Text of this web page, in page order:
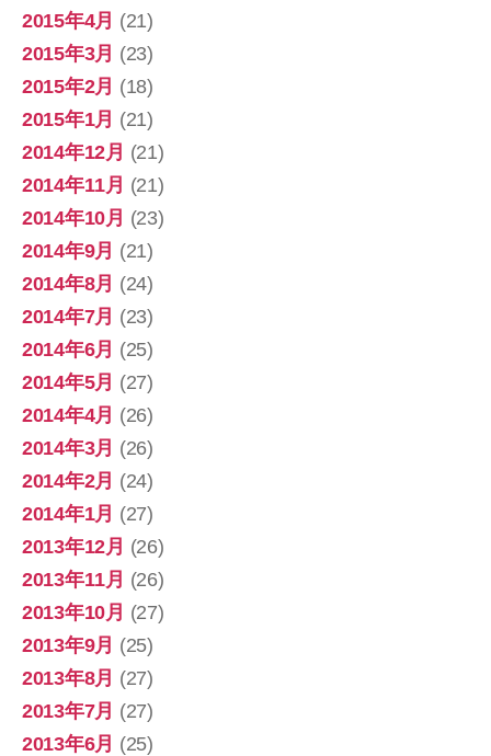
2015年4月 (21)
2015年3月 (23)
2015年2月 (18)
2015年1月 (21)
2014年12月 (21)
2014年11月 (21)
2014年10月 (23)
2014年9月 (21)
2014年8月 (24)
2014年7月 (23)
2014年6月 (25)
2014年5月 (27)
2014年4月 (26)
2014年3月 (26)
2014年2月 (24)
2014年1月 (27)
2013年12月 (26)
2013年11月 (26)
2013年10月 (27)
2013年9月 (25)
2013年8月 (27)
2013年7月 (27)
2013年6月 (25)